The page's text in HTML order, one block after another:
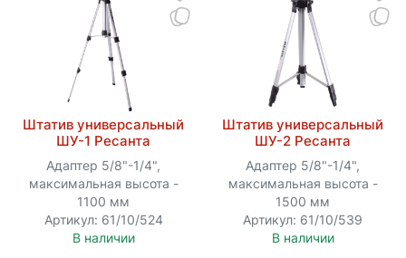
Штатив универсальный
ШУ-1 Ресанта
Адаптер 5/8"-1/4",
максимальная высота -
1100 мм
Артикул: 61/10/524
В наличии
Штатив универсальный
ШУ-2 Ресанта
Адаптер 5/8"-1/4",
максимальная высота -
1500 мм
Артикул: 61/10/539
В наличии